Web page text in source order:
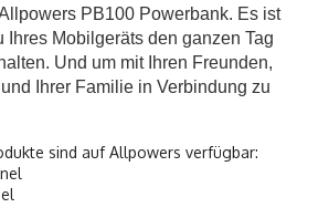
PB100 Powerbank. Es ist
Ihres Mobilgeräts den ganzen Tag
Und um mit Ihren Freunden,
Ihrer Familie in Verbindung zu
sind auf Allpowers verfügbar: